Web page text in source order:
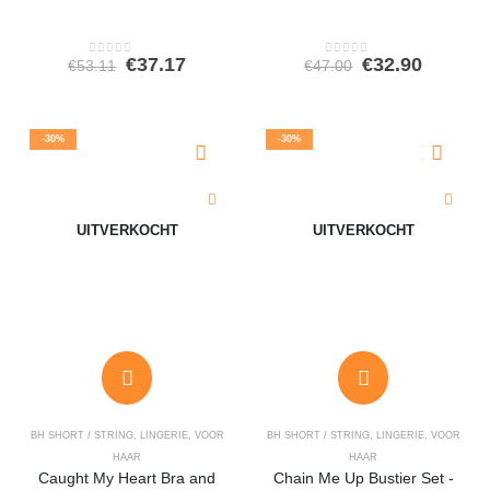
0out of 5
€53.11 Oorspronkelijke
€37.17Huidige
0out of 5
€47.00 €32.90
-30%
UITVERKOCHT
BH SHORT / STRING, LINGERIE, VOOR
HAAR
Caught My Heart Bra and
-30%
UITVERKOCHT
BH SHORT / STRING, LINGERIE, VOOR
HAAR
Chain Me Up Bustier Set -